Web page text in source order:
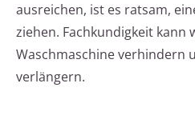
ausreichen, ist es ratsam,
ziehen. Fachkundigkeit kann
Waschmaschine verhindern
verlängern.